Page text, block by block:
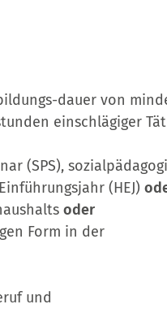
dauer von
einschlägiger
(SPS),
(HEJ)
oder
Form in der
und